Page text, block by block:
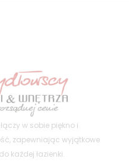
w sobie piękno i
zapewniając wyjątkowe
każdej łazienki.